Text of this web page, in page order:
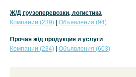
Ж/Д грузоперевозки, логистика
Компании (239)
Объявления (94)
Прочая ж/д продукция и услуги
Компании (234)
Объявления (603)